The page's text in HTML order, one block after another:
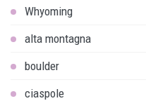
Whyoming
alta montagna
boulder
ciaspole